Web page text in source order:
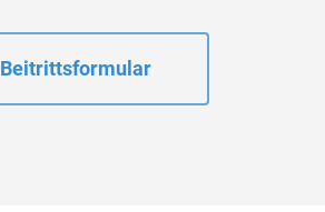
Beitrittsformular